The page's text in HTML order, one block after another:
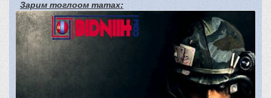
Зарим тоглоом татах: